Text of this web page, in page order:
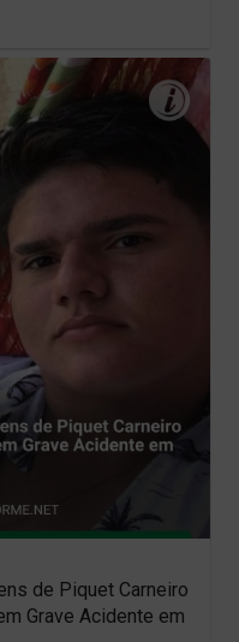
de Piquet Carneiro
Grave Acidente em